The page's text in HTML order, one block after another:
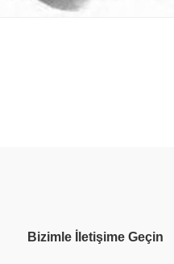
Bizimle İletişime Geçin